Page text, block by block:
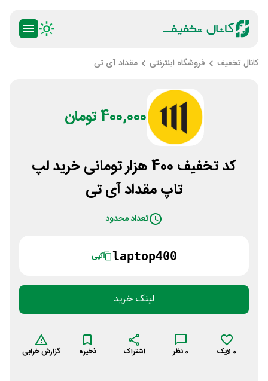
کانال تخفیف فروشگاه اینترنتی مقداد آی تی
400,000 تومان
کد تخفیف 400 هزار تومانی خرید لپ
تاپ مقداد آی تی
تعداد محدود
laptop400 کپی
لینک خرید
0 لایک 0 نظر اشتراک ذخیره گزارش خرابی